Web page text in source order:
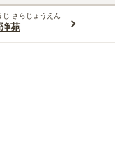
お探しの方におすすめです。
評価されていません。
じ さらじょうえん
苑